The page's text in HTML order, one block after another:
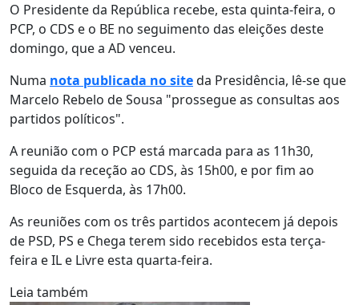
O Presidente da República recebe, esta quinta-feira, o
PCP, o CDS e o BE no seguimento das eleições deste
domingo, que a AD venceu.
Numa nota publicada no siteda Presidência, lê-se que
Marcelo Rebelo de Sousa "prossegue as consultas aos
partidos políticos".
A reunião com o PCP está marcada para as 11h30,
seguida da receção ao CDS, às 15h00, e por fim ao
Bloco de Esquerda, às 17h00.
As reuniões com os três partidos acontecem já depois
de PSD, PS e Chega terem sido recebidos esta terça-
feira e IL e Livre esta quarta-feira.
Leia também